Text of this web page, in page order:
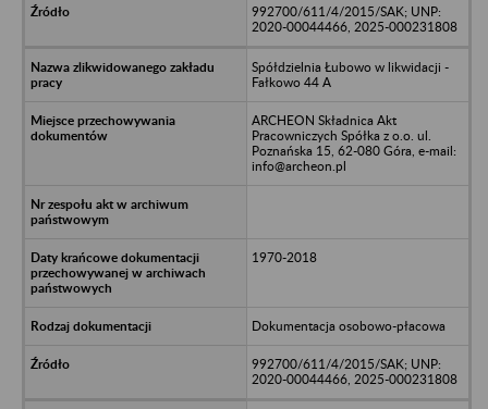
992700/611/4/2015/SAK; UNP:
2020-00044466, 2025-000231808
Spółdzielnia Łubowo w likwidacji -
Fałkowo 44 A
ARCHEON Składnica Akt
Pracowniczych Spółka z o.o. ul.
Poznańska 15, 62-080 Góra, e-mail:
info@archeon.pl
1970-2018
Dokumentacja osobowo-płacowa
992700/611/4/2015/SAK; UNP:
2020-00044466, 2025-000231808